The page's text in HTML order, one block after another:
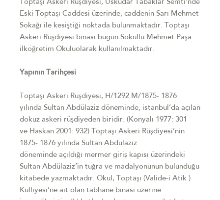
Toptaşı Askeri Rüşdiyesi, Üsküdar Tabaklar Semti’nde
Eski Toptaşı Caddesi üzerinde, caddenin Sarı Mehmet
Sokağı ile kesiştiği noktada bulunmaktadır. Toptaşı
Askeri Rüşdiyesi binası bugün Sokullu Mehmet Paşa
ilköğretim Okuluolarak kullanılmaktadır.
Yapının Tarihçesi
Toptaşı Askeri Rüşdiyesi, H/1292 M/1875- 1876
yılında Sultan Abdülaziz döneminde, istanbul’da açılan
dokuz askeri rüşdiyeden biridir. (Konyalı 1977: 301
ve Haskan 2001: 932) Toptaşı Askeri Rüşdiyesi’nin
1875- 1876 yılında Sultan Abdülaziz
döneminde açıldığı mermer giriş kapısı üzerindeki
Sultan Abdülaziz’in tuğra ve madalyonunun bulunduğu
kitabede yazmaktadır. Okul, Toptaşı (Valide-i Atik )
Külliyesi’ne ait olan tabhane binası üzerine